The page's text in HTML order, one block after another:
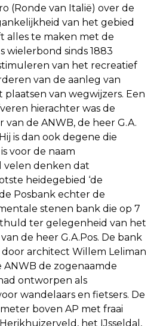
(Ronde van Italië) over de
van het gebied
alles te maken met de
wielerbond sinds 1883
van het recreatief
van de aanleg van
van wegwijzers. Een
hierachter was de
de ANWB, de heer G.A.
is dan ook degene die
voor de naam
velen denken dat
heidegebied ‘de
Posbank echter de
stenen bank die op 7
ter gelegenheid van het
de heer G.A.Pos. De bank
architect Willem Leliman
ANWB de zogenaamde
ontworpen als
wandelaars en fietsers. De
boven AP met fraai
het IJsseldal,